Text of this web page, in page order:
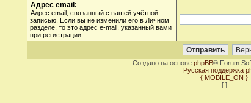
Адрес email:
Адрес email, связанный с вашей учётной
записью. Если вы не изменили его в Личном
разделе, то это адрес e-mail, указанный вами
при регистрации.
Создано на основе phpBB® Forum
Русская поддержка
{ MOBILE_ON }
[ ]